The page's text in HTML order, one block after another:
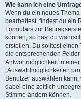
Wie kann ich eine
Wenn du ein neues
bearbeitest, findest du ein
Formulars zur
können, so hast du
erstellen. Du solltest einen
die entsprechenden
Antwortmöglichkeit in
„Auswahlmöglichkeiten
Benutzer auswählen
dabei eine zeitlich
Stimme ändern können.